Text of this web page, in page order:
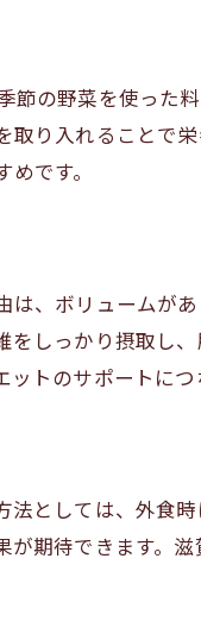
較
の野菜を使った
り入れることで
です。
、ボリュームがあ
しっかり摂取し
トのサポートにつ
としては、外食時
期待できます。